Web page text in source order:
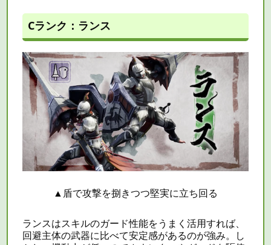
Cランク：ランス
▲盾で攻撃を捌きつつ堅実に立ち回る
ランスはスキルのガード性能をうまく活用すれば、
回避主体の武器に比べて安定感があるのが強み。し